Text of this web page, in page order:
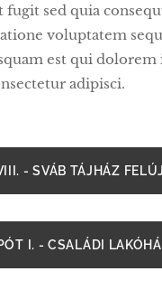
fugit sed quia
voluptatem
est qui dolorem
adipisci.
- SVÁB TÁJHÁZ
I. - CSALÁDI